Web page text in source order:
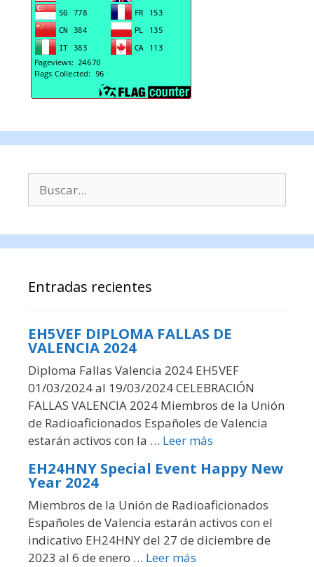
Entradas recientes
EH5VEF DIPLOMA FALLAS DE
VALENCIA 2024
Diploma Fallas Valencia 2024 EH5VEF
01/03/2024 al 19/03/2024 CELEBRACIÓN
FALLAS VALENCIA 2024 Miembros de la Unión
de Radioaficionados Españoles de Valencia
estarán activos con la … Leer más
EH24HNY Special Event Happy New
Year 2024
Miembros de la Unión de Radioaficionados
Españoles de Valencia estarán activos con el
indicativo EH24HNY del 27 de diciembre de
2023 al 6 de enero … Leer más